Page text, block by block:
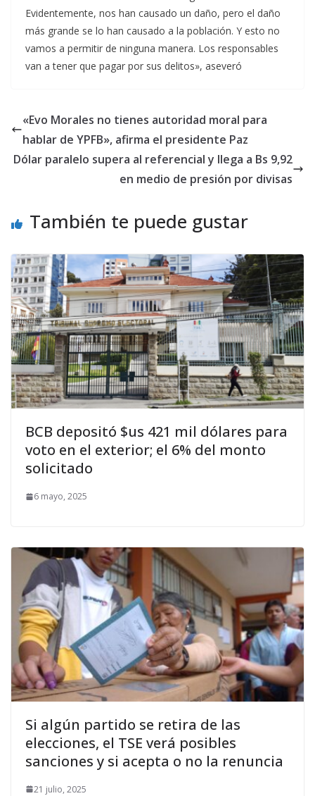
Evidentemente, nos han causado un daño, pero el daño
más grande se lo han causado a la población. Y esto no
vamos a permitir de ninguna manera. Los responsables
van a tener que pagar por sus delitos», aseveró
«Evo Morales no tienes autoridad moral para
hablar de YPFB», afirma el presidente Paz
Dólar paralelo supera al referencial y llega a Bs 9,92
en medio de presión por divisas
También te puede gustar
BCB depositó $us 421 mil dólares para
voto en el exterior; el 6% del monto
solicitado
6 mayo, 2025
Si algún partido se retira de las
elecciones, el TSE verá posibles
sanciones y si acepta o no la renuncia
21 julio, 2025